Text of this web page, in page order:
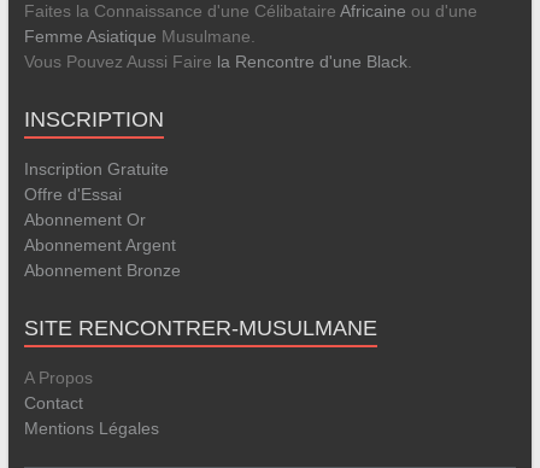
Faites la Connaissance d'une Célibataire Africaine ou d'une
Femme Asiatique Musulmane.
Vous Pouvez Aussi Faire la Rencontre d'une Black.
INSCRIPTION
Inscription Gratuite
Offre d'Essai
Abonnement Or
Abonnement Argent
Abonnement Bronze
SITE RENCONTRER-MUSULMANE
A Propos
Contact
Mentions Légales